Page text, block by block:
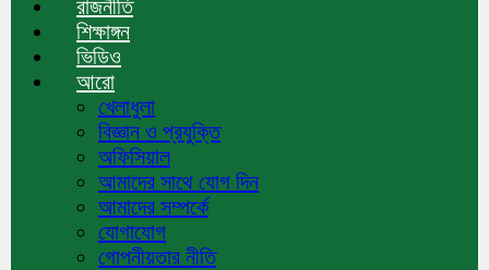
রাজনীতি
শিক্ষাঙ্গন
ভিডিও
আরো
খেলাধুলা
বিজ্ঞান ও প্রযুক্তি
অফিসিয়াল
আমাদের সাথে যোগ দিন
আমাদের সম্পর্কে
যোগাযোগ
গোপনীয়তার নীতি